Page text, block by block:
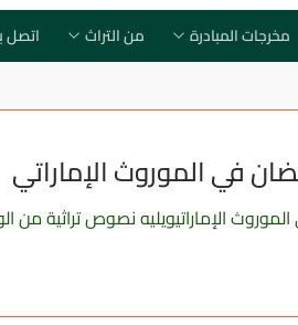
مخرجات المبادرة من التراث اتصل
في الموروث الإماراتي
الإماراتيويليه نصوص تراثية من